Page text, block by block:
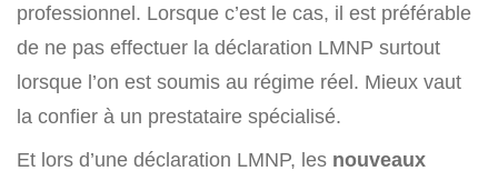
professionnel. Lorsque c’est le cas, il est préférable
de ne pas effectuer la déclaration LMNP surtout
lorsque l’on est soumis au régime réel. Mieux vaut
la confier à un prestataire spécialisé.
Et lors d’une déclaration LMNP, les nouveaux